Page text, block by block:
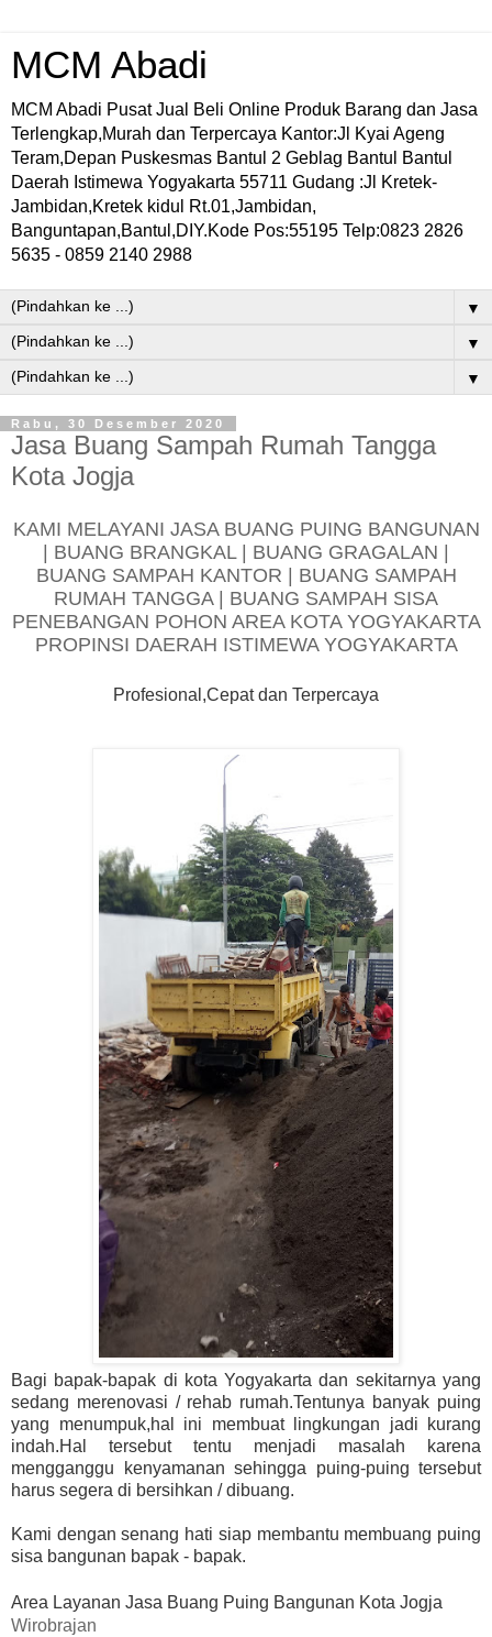
MCM Abadi
MCM Abadi Pusat Jual Beli Online Produk Barang dan Jasa
Terlengkap,Murah dan Terpercaya Kantor:Jl Kyai Ageng
Teram,Depan Puskesmas Bantul 2 Geblag Bantul Bantul
Daerah Istimewa Yogyakarta 55711 Gudang :Jl Kretek-
Jambidan,Kretek kidul Rt.01,Jambidan,
Banguntapan,Bantul,DIY.Kode Pos:55195 Telp:0823 2826
5635 - 0859 2140 2988
▼
▼
▼
Rabu, 30 Desember 2020
Jasa Buang Sampah Rumah Tangga
Kota Jogja
KAMI MELAYANI JASA BUANG PUING BANGUNAN
| BUANG BRANGKAL | BUANG GRAGALAN |
BUANG SAMPAH KANTOR | BUANG SAMPAH
RUMAH TANGGA | BUANG SAMPAH SISA
PENEBANGAN POHON AREA KOTA YOGYAKARTA
PROPINSI DAERAH ISTIMEWA YOGYAKARTA
Profesional,Cepat dan Terpercaya
Bagi bapak-bapak di kota Yogyakarta dan sekitarnya yang
sedang merenovasi / rehab rumah.Tentunya banyak puing
yang menumpuk,hal ini membuat lingkungan jadi kurang
indah.Hal tersebut tentu menjadi masalah karena
mengganggu kenyamanan sehingga puing-puing tersebut
harus segera di bersihkan / dibuang.
Kami dengan senang hati siap membantu membuang puing
sisa bangunan bapak - bapak.
Area Layanan Jasa Buang Puing Bangunan Kota Jogja
Wirobrajan